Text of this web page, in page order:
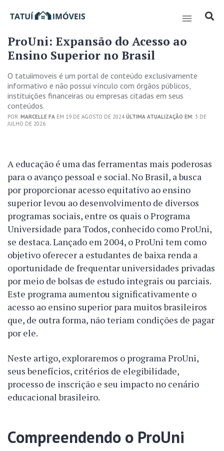
ProUni: Expansão do Acesso ao
Ensino Superior no Brasil
O tatuiimoveis é um portal de conteúdo exclusivamente
informativo e não possui vínculo com órgãos públicos,
instituições financeiras ou empresas citadas em seus
conteúdos.
POR: MARCELLE FA EM 19 DE AGOSTO DE 2024ÚLTIMA ATUALIZAÇÃO EM: 3 DE
JULHO DE 2026
A educação é uma das ferramentas mais poderosas
para o avanço pessoal e social. No Brasil, a busca
por proporcionar acesso equitativo ao ensino
superior levou ao desenvolvimento de diversos
programas sociais, entre os quais o Programa
Universidade para Todos, conhecido como ProUni,
se destaca. Lançado em 2004, o ProUni tem como
objetivo oferecer a estudantes de baixa renda a
oportunidade de frequentar universidades privadas
por meio de bolsas de estudo integrais ou parciais.
Este programa aumentou significativamente o
acesso ao ensino superior para muitos brasileiros
que, de outra forma, não teriam condições de pagar
por ele.
Neste artigo, exploraremos o programa ProUni,
seus benefícios, critérios de elegibilidade,
processo de inscrição e seu impacto no cenário
educacional brasileiro.
Compreendendo o ProUni